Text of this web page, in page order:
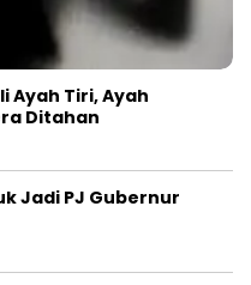
Ayah Tiri, Ayah
Ditahan
Jadi PJ Gubernur